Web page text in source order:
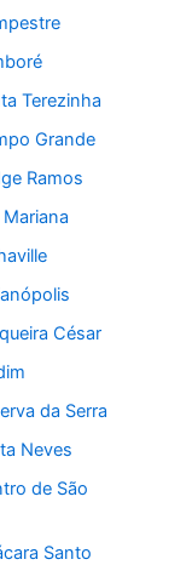
Terezinha
Grande
Ramos
César
da Serra
Neves
de São
Santo